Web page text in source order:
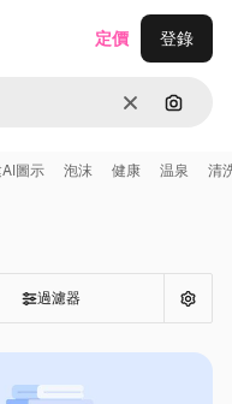
清除 通過圖
定價 登錄
圖示 泡沫 健康 温泉 清
過濾器